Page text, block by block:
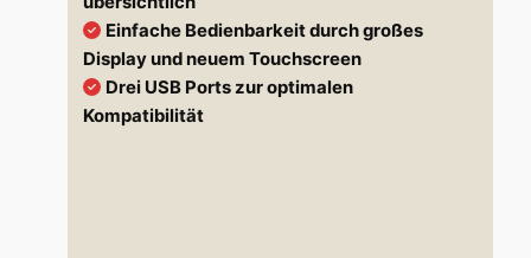
Einfache Bedienbarkeit durch großes
Display und neuem Touchscreen
Drei USB Ports zur optimalen
Kompatibilität